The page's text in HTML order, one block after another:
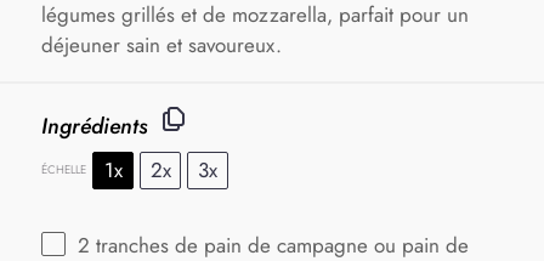
légumes grillés et de mozzarella, parfait pour un
déjeuner sain et savoureux.
Ingrédients
ÉCHELLE 1x 2x 3x
2 tranches de pain de campagne ou pain de